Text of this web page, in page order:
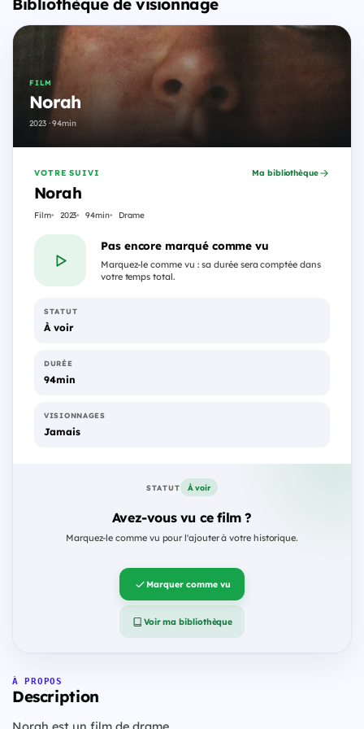
Bibliothèque de visionnage
FILM
Norah
2023 · 94min
VOTRE SUIVI
Norah
Film 2023 94min Drame
Ma bibliothèque
Pas encore marqué comme vu
Marquez-le comme vu : sa durée sera comptée dans
votre temps total.
STATUT
À voir
DURÉE
94min
VISIONNAGES
Jamais
STATUT À voir
Avez-vous vu ce film ?
Marquez-le comme vu pour l'ajouter à votre historique.
Marquer comme vu
Voir ma bibliothèque
À PROPOS
Description